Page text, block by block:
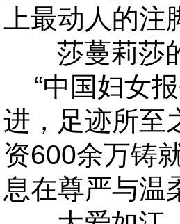
上最动人的注
莎蔓莉莎的
“中国妇女
进，足迹所至
资600余万铸
息在尊严与温